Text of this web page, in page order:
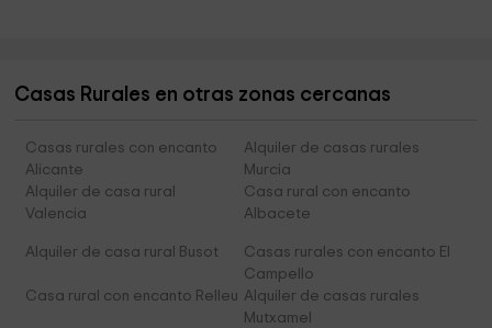
Casas Rurales en otras zonas cercanas
Casas rurales con encanto
Alicante
Alquiler de casas rurales
Murcia
Alquiler de casa rural
Valencia
Casa rural con encanto
Albacete
Alquiler de casa rural Busot
Casas rurales con encanto El
Campello
Casa rural con encanto Relleu Alquiler de casas rurales
Mutxamel